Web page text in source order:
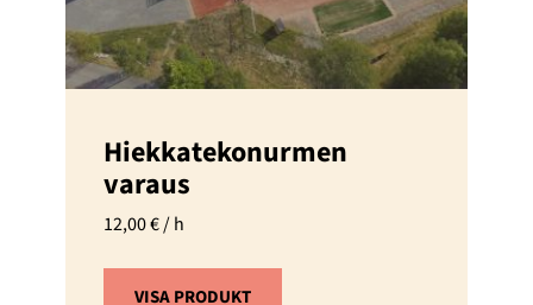
Hiekkatekonurmen
varaus
12,00€/ h
VISA PRODUKT